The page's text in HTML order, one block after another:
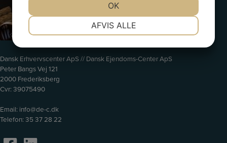
Dansk Erhvervscenter ApS // Dansk Ejendoms-Center ApS
Peter Bangs Vej 121
2000 Frederiksberg
Cvr: 39075490
Email: info@de-c.dk
Telefon: 35 37 28 22
MARKETING STATISTIK
AFVIS ALLE
OK